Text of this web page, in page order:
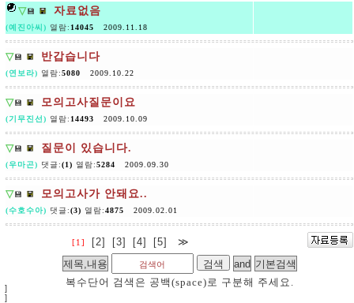
▽💾 자료없음
(예진아씨) 열람: 14045 2009.11.18
▽💾 반갑습니다
(연보라) 열람:5080 2009.10.22
▽💾 모의고사질문이요
(기무진선) 열람: 14493 2009.10.09
▽💾 질문이 있습니다.
(우마곤) 댓글:(1) 열람:5284 2009.09.30
▽💾 모의고사가 안돼요..
(수호수아) 댓글:(3) 열람:4875 2009.02.01
[1] [2] [3] [4] [5] ≫
복수단어 검색은 공백(space)로 구분해 주세요.
]
]